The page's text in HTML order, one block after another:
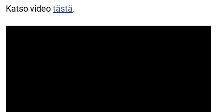
Katso videotästä.